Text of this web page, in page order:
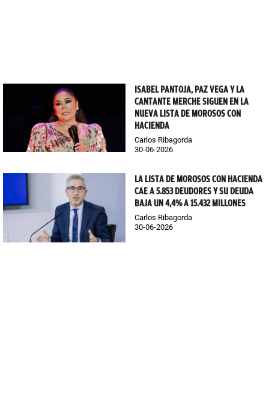
ISABEL PANTOJA, PAZ VEGA Y LA
CANTANTE MERCHE SIGUEN EN LA
NUEVA LISTA DE MOROSOS CON
HACIENDA
Carlos Ribagorda
30-06-2026
LA LISTA DE MOROSOS CON HACIENDA
CAE A 5.853 DEUDORES Y SU DEUDA
BAJA UN 4,4% A 15.432 MILLONES
Carlos Ribagorda
30-06-2026